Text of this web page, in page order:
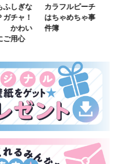
ルピーチ
めちゃ事
長浜高校水族館
部！